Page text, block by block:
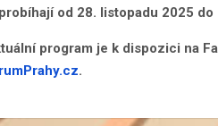
od 28. listopadu 2025 do
program je k dispozici na
.